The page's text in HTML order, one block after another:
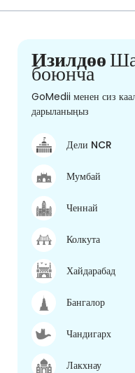
Изилдөө
боюнча
GoMedii менен сиз
дарыланыңыз
Дели NCR
Мумбай
Ченнай
Колкута
Хайдарабад
Бангалор
Чандигарх
Лакхнау